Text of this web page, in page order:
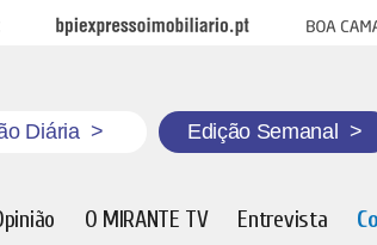
BPI Expresso Imobiliário Boa
Diária > Edição Semanal >
O MIRANTE TV Entrevista